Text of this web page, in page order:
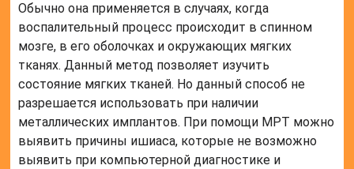
Обычно она применяется в случаях, когда
воспалительный процесс происходит в спинном
мозге, в его оболочках и окружающих мягких
тканях. Данный метод позволяет изучить
состояние мягких тканей. Но данный способ не
разрешается использовать при наличии
металлических имплантов. При помощи МРТ можно
выявить причины ишиаса, которые не возможно
выявить при компьютерной диагностике и